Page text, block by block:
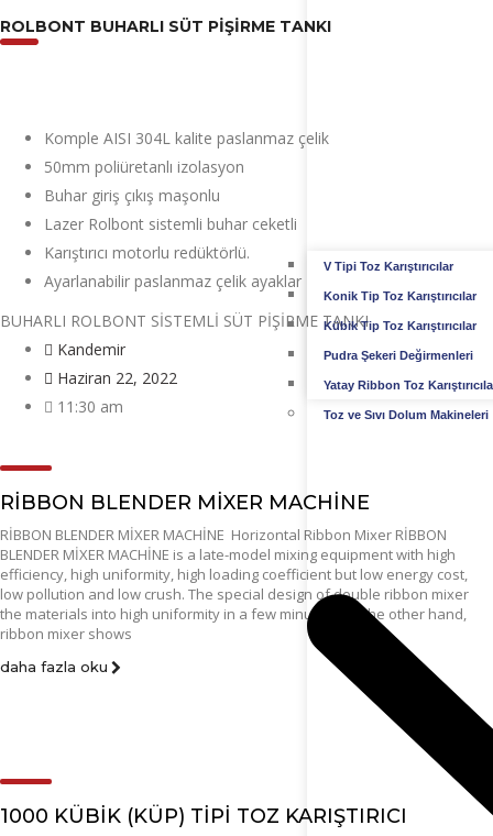
V Tipi Toz Karıştırıcılar
Konik Tip Toz Karıştırıcılar
Kübik Tip Toz Karıştırıcılar
Pudra Şekeri Değirmenleri
Yatay Ribbon Toz
Toz ve Sıvı Dolum Makineleri
ROLBONT BUHARLI SÜT PIŞIRME TANKI
Komple AISI 304L kalite paslanmaz çelik
50mm poliüretanlı izolasyon
Buhar giriş çıkış maşonlu
Lazer Rolbont sistemli buhar ceketli
Karıştırıcı motorlu redüktörlü.
Ayarlanabilir paslanmaz çelik ayaklar
BUHARLI ROLBONT SİSTEMLİ SÜT PİŞİRME TANKI
Kandemir
Haziran 22, 2022
11:30 am
RİBBON BLENDER MİXER MACHİNE
RİBBON BLENDER MİXER MACHİNE Horizontal Ribbon Mixer RİBBON
BLENDER MİXER MACHİNE is a late-model mixing equipment with high
efficiency, high uniformity, high loading coefficient but low energy cost,
low pollution and low crush. The special design of double ribbon mixer
the materials into high uniformity in a few minutes. On the other hand,
ribbon mixer shows
daha fazla oku
1000 KÜBİK (KÜP) TİPİ TOZ KARIŞTIRICI